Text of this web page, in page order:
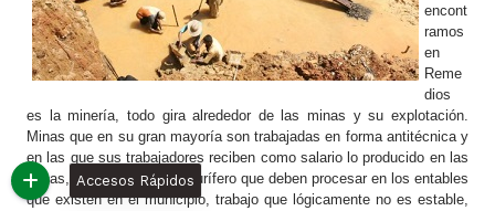
encont
ramos
en
Reme
dios
es la minería, todo gira alrededor de las minas y su explotación.
Minas que en su gran mayoría son trabajadas en forma antitécnica y
en las que sus trabajadores reciben como salario lo producido en las
minas, es decir, material aurífero que deben procesar en los entables
que existen en el municipio, trabajo que lógicamente no es estable,
Accesos Rápidos